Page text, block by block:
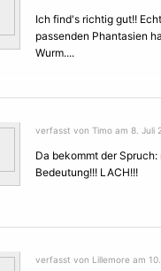
Ich find's richtig gut!!
passenden Phantasien
Wurm....
verfasst von Timo am 8. Juli
Da bekommt der
Bedeutung!!! LACH!!!
verfasst von Lillemore am